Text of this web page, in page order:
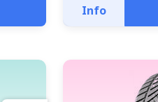
Info